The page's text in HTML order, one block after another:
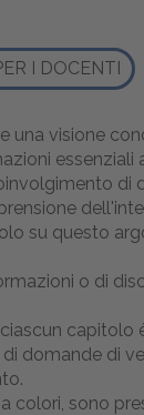
I DOCENTI
visione
essenziali
di
su questo
o di
domande di
sono